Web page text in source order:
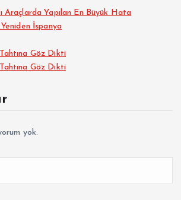
Araçlarda Yapılan En Büyük Hata
İspanya
Göz Dikti
Göz Dikti
yok.